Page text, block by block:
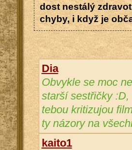
dost nestálý
chyby, i když je
Dia
Obvykle se moc
starší sestřičky
tebou kritizujou
ty názory na
kaito1